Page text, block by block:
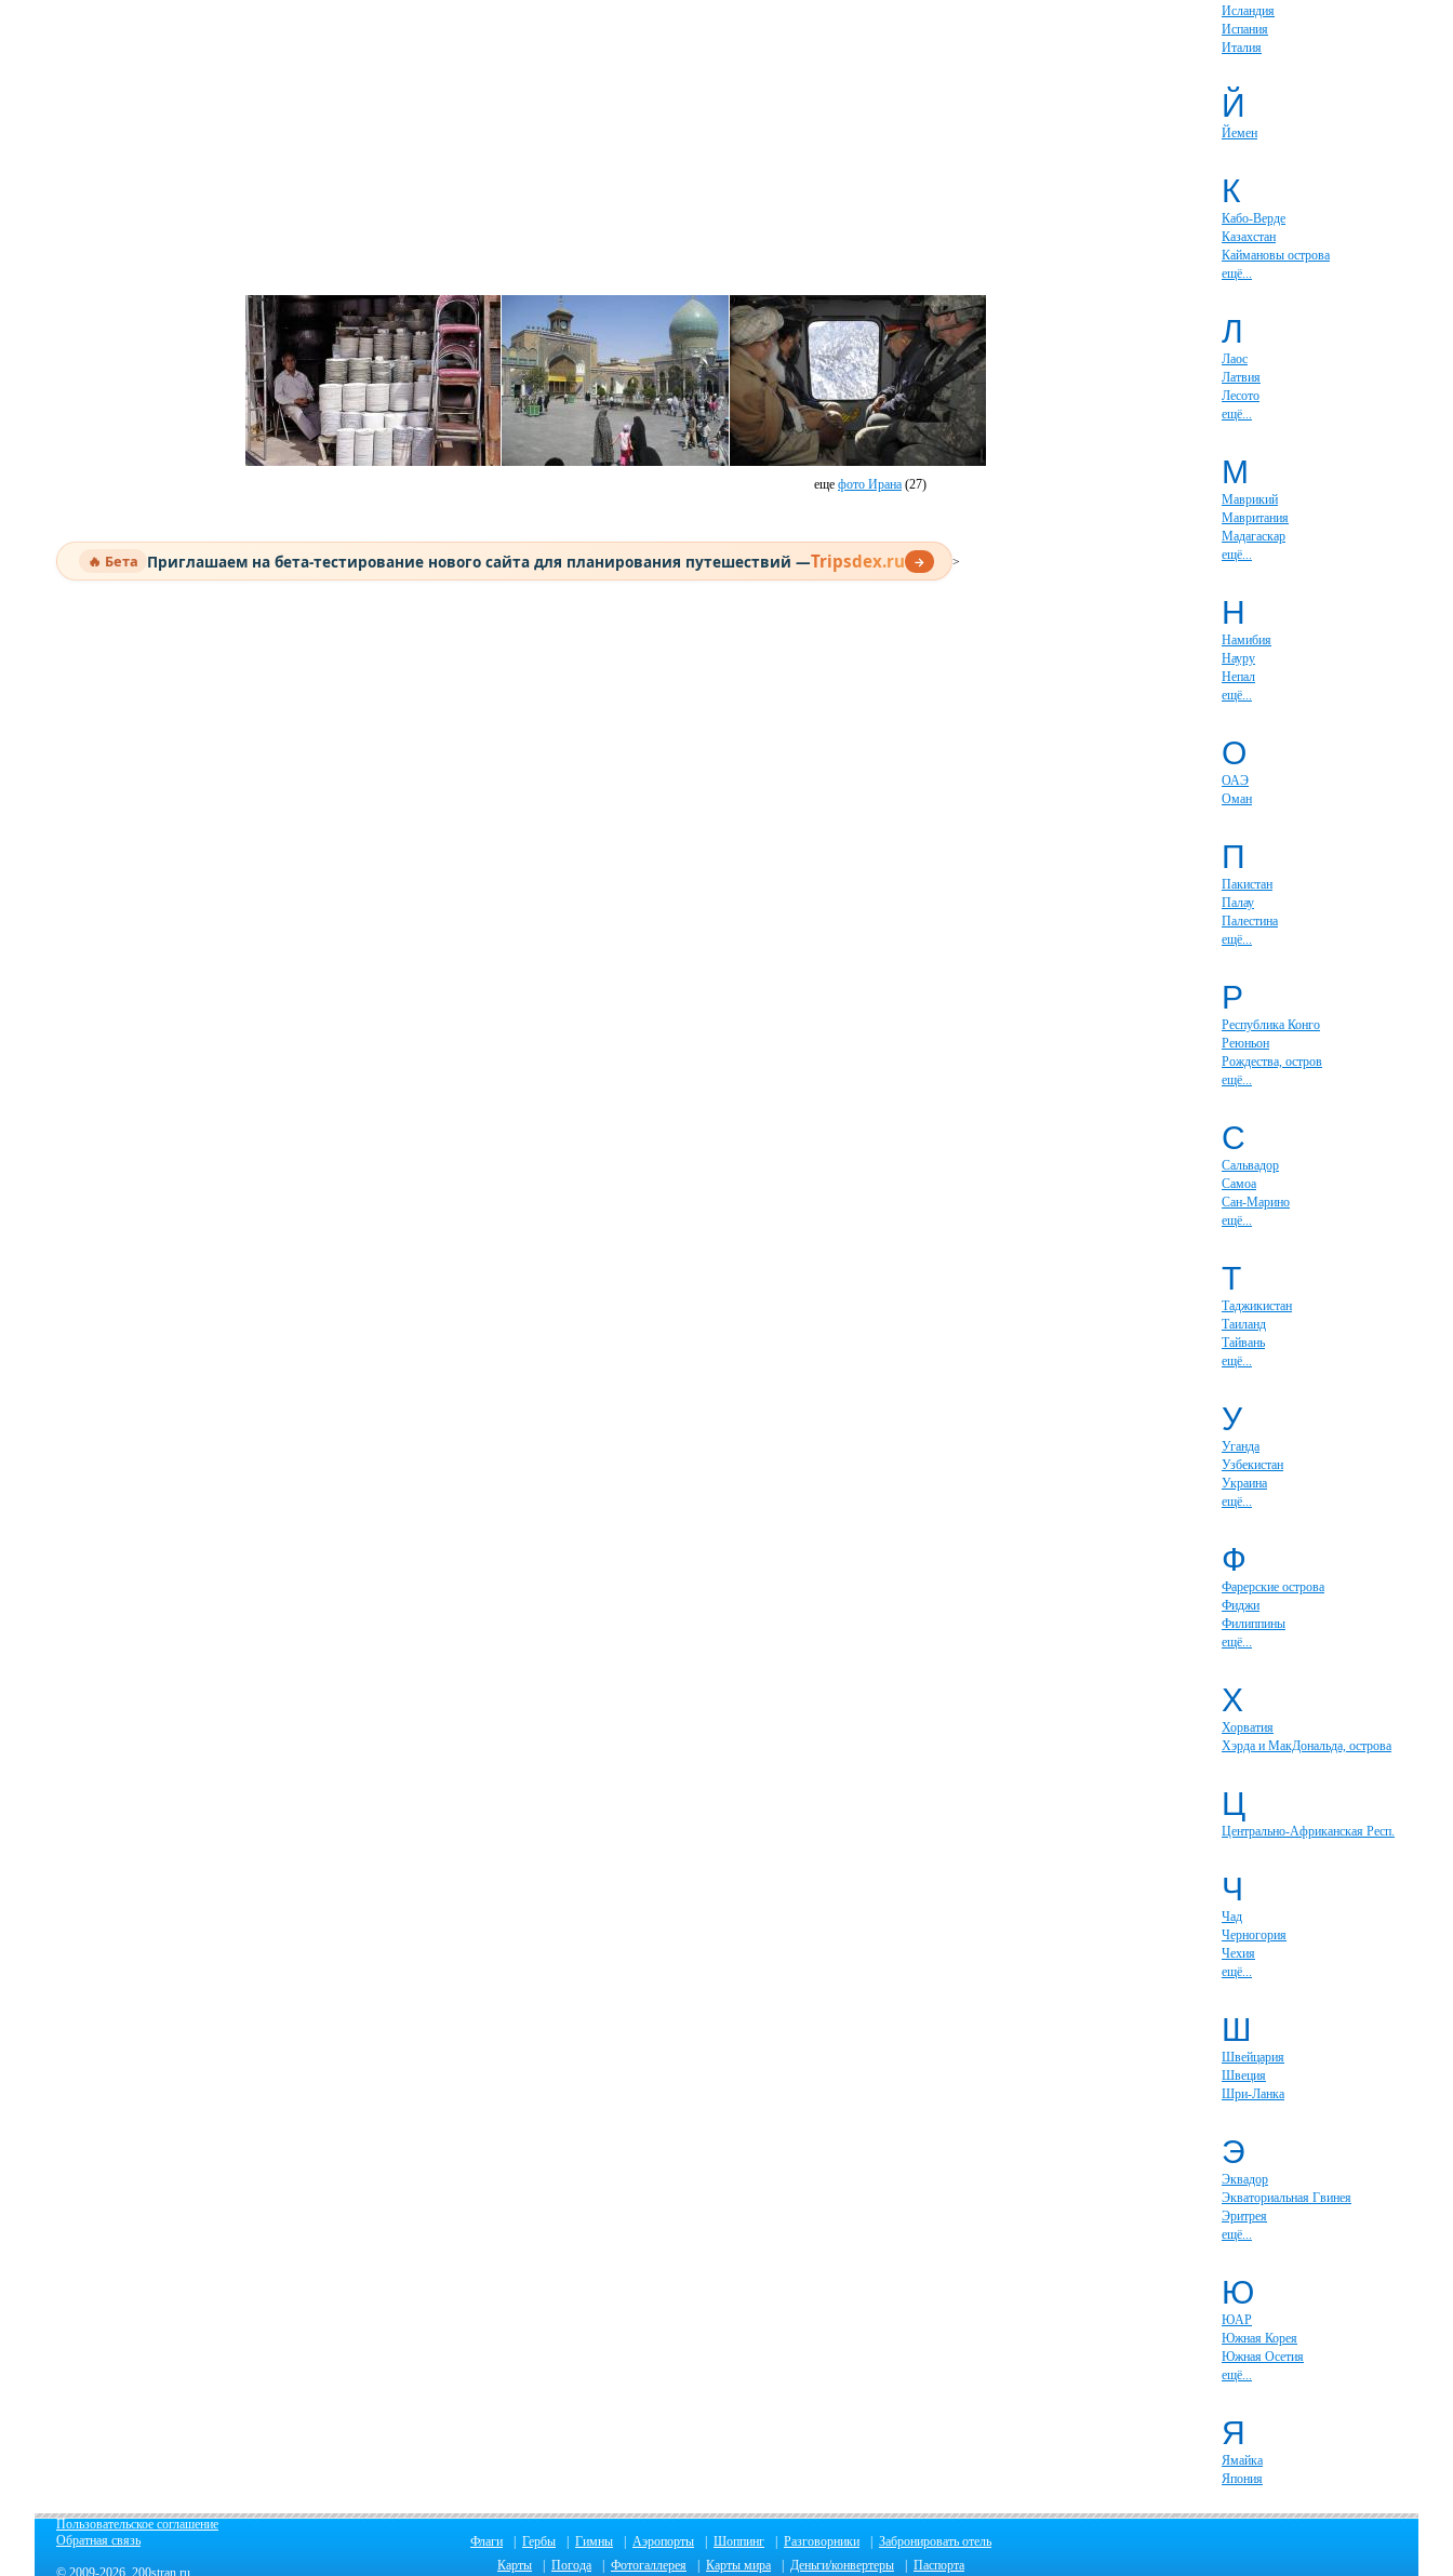
еще фото Ирана (27)
🔥 Бета Приглашаем на бета-тестирование нового сайта для планирования путешествий —Tripsdex.ru → >
Исландия
Испания
Италия
Й
Йемен
К
Кабо-Верде
Казахстан
Каймановы острова
ещё...
Л
Лаос
Латвия
Лесото
ещё...
М
Маврикий
Мавритания
Мадагаскар
ещё...
Н
Намибия
Науру
Непал
ещё...
О
ОАЭ
Оман
П
Пакистан
Палау
Палестина
ещё...
Р
Республика Конго
Реюньон
Рождества, остров
ещё...
С
Сальвадор
Самоа
Сан-Марино
ещё...
Т
Таджикистан
Таиланд
Тайвань
ещё...
У
Уганда
Узбекистан
Украина
ещё...
Ф
Фарерские острова
Фиджи
Филиппины
ещё...
Х
Хорватия
Хэрда и МакДональда, острова
Ц
Центрально-Африканская Респ.
Ч
Чад
Черногория
Чехия
ещё...
Ш
Швейцария
Швеция
Шри-Ланка
Э
Эквадор
Экваториальная Гвинея
Эритрея
ещё...
Ю
ЮАР
Южная Корея
Южная Осетия
ещё...
Я
Ямайка
Япония
Пользовательское соглашение
Обратная связь
© 2009-2026 200stran.ru
Флаги Гербы Гимны Аэропорты Шоппинг Разговорники
Забронировать отель
Карты
Погода Фотогаллерея Карты мира Деньги/конвертеры Паспорта